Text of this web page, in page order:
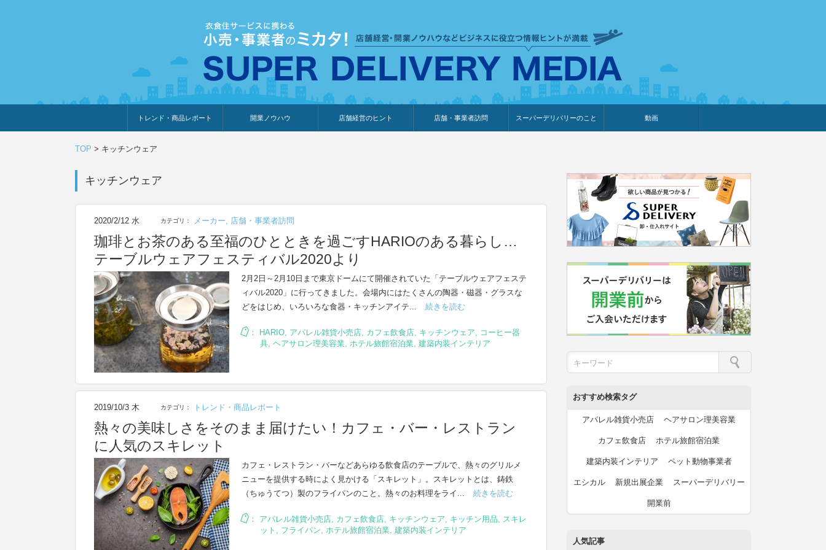
トレンド・商品レポート
トレンド・特集
人気ランキング
出展企業のおすすめ
商品体験・レビュー
暮らしの提案
開業ノウハウ 店舗経営のヒント 店舗・事業者訪問 スーパーデリバリーのこと 動画
TOP > キッチンウェア
キッチンウェア
2020/2/12 水 カテゴリ： メーカー, 店舗・事業者訪問
珈琲とお茶のある至福のひとときを過ごすHARIOのある暮らし…
テーブルウェアフェスティバル2020より
2月2日～2月10日まで東京ドームにて開催されていた「テーブルウェアフェステ
ィバル2020」に行ってきました。会場内にはたくさんの陶器・磁器・グラスな
どをはじめ、いろいろな食器・キッチンアイテ...
続きを読む
： HARIO, アパレル雑貨小売店, カフェ飲食店, キッチンウェア, コーヒー器
具, ヘアサロン理美容業, ホテル旅館宿泊業, 建築内装インテリア
2019/10/3 木 カテゴリ： トレンド・商品レポート
熱々の美味しさをそのまま届けたい！カフェ・バー・レストラン
に人気のスキレット
カフェ・レストラン・バーなどあらゆる飲食店のテーブルで、熱々のグリルメ
ニューを提供する時によく見かける「スキレット」。スキレットとは、鋳鉄
（ちゅうてつ）製のフライパンのこと。熱々のお料理をライ...
続きを読む
： アパレル雑貨小売店, カフェ飲食店, キッチンウェア, キッチン用品, スキレ
ット , フライパン, ホテル旅館宿泊業, 建築内装インテリア
おすすめ検索タグ
アパレル雑貨小売店 ヘアサロン理美容業
カフェ飲食店 ホテル旅館宿泊業
建築内装インテリア ペット動物事業者
エシカル 新規出展企業 スーパーデリバリー
開業前
人気記事